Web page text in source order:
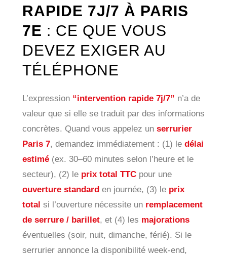
RAPIDE 7J/7 À PARIS
7E : CE QUE VOUS
DEVEZ EXIGER AU
TÉLÉPHONE
L’expression “intervention rapide 7j/7” n’a de
valeur que si elle se traduit par des informations
concrètes. Quand vous appelez un serrurier
Paris 7, demandez immédiatement : (1) le délai
estimé(ex. 30–60 minutes selon l’heure et le
secteur), (2) le prix total TTCpour une
ouverture standarden journée, (3) le prix
total si l’ouverture nécessite un remplacement
de serrure / barillet, et (4) les majorations
éventuelles (soir, nuit, dimanche, férié). Si le
serrurier annonce la disponibilité week-end,